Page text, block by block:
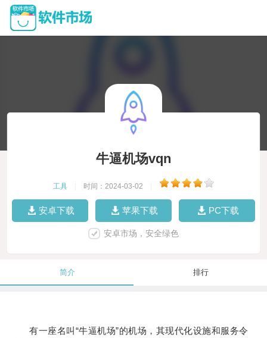
牛逼机场vqn
工具 时间：2024-03-02
安卓下载 苹果下载 PC下载
安卓市场，安全绿色
简介 排行
有一座名叫“牛逼机场”的机场，其现代化设施和服务令